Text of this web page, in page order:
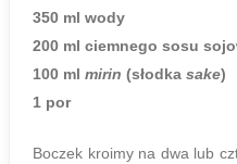
350 ml wody
200 ml ciemnego sosu
100 ml mirin (słodka sake)
1 por
Boczek kroimy na dwa lub